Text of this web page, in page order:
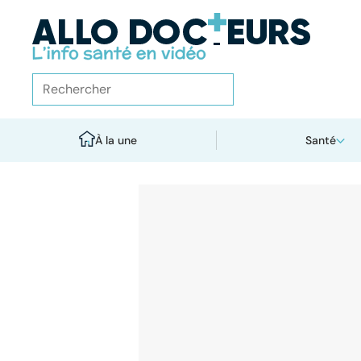
À la une Santé